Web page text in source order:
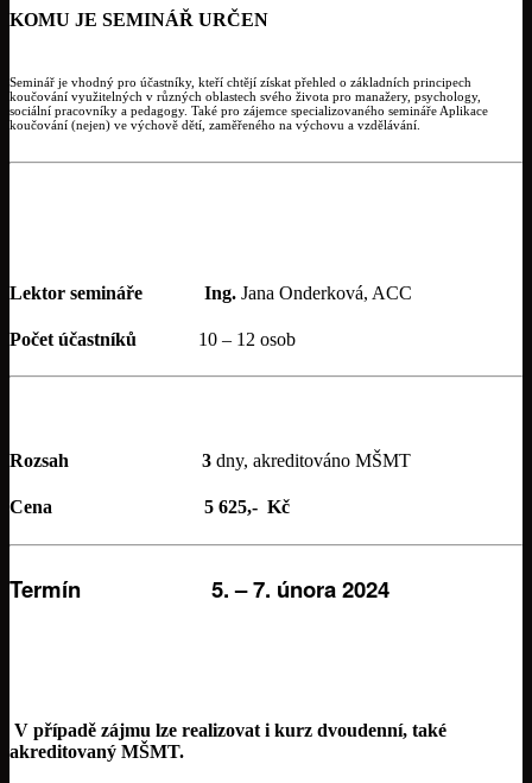
KOMU JE SEMINÁŘ URČEN
Seminář je vhodný pro účastníky, kteří chtějí získat přehled o základních principech
koučování využitelných v různých oblastech svého života pro manažery, psychology,
sociální pracovníky a pedagogy. Také pro zájemce specializovaného semináře Aplikace
koučování (nejen) ve výchově dětí, zaměřeného na výchovu a vzdělávání.
Lektor semináře Ing. Jana Onderková, ACC
Počet účastníků 10 – 12 osob
Rozsah 3 dny, akreditováno MŠMT
Cena 5 625,- Kč
Termín 5. – 7. února 2024
V případě zájmu lze realizovat i kurz dvoudenní, také
akreditovaný MŠMT.